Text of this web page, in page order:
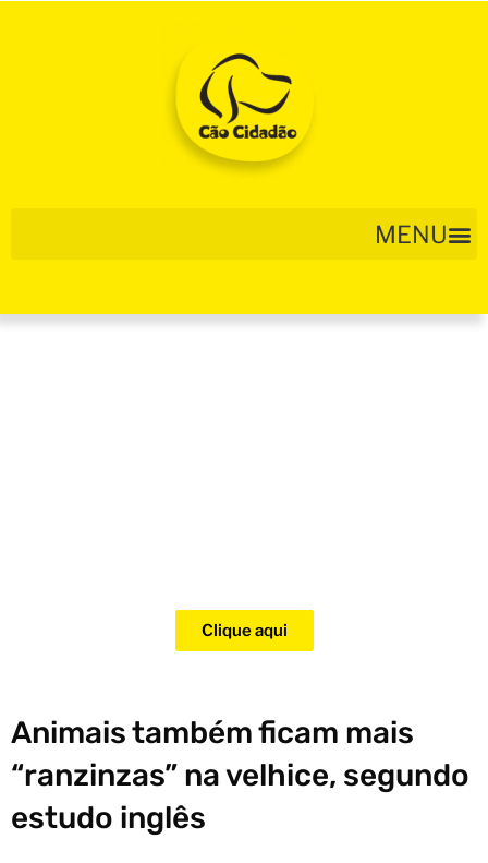
Clique aqui
Animais também ficam mais
“ranzinzas” na velhice, segundo
estudo inglês